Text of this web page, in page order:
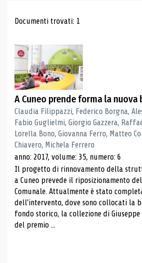
Risultati di ricerca
Documenti trovati: 1
A Cuneo prende forma la
Claudia Filippazzi, Federico Borgna,
Fabio Guglielmi, Giorgio Gazzera,
Lorella Bono, Giovanna Ferro, Matteo
Chiavero, Michela Ferrero
anno: 2017, volume: 35, numero: 6
Il progetto di rinnovamento della
a Cuneo prevede il riposizionamento
Comunale. Attualmente è stato
dell'intervento, dove sono collocati la
fondo storico, la collezione di
del premio ...